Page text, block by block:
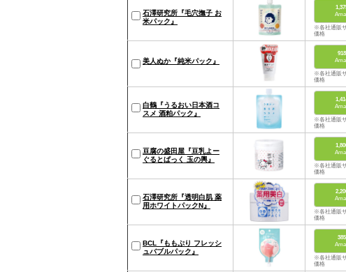
石澤研究所『毛穴撫子 お
米パック』
※各社通販
価格
美人ぬか『純米パック』
※各社通販
価格
白鶴『うるおい日本酒コ
スメ 酒粕パック』
※各社通販
価格
豆腐の盛田屋『豆乳よー
ぐるとぱっく 玉の輿』
※各社通販
価格
石澤研究所『透明白肌 薬
用ホワイトパックN』
※各社通販
価格
BCL『ももぷり フレッシ
ュバブルパック』
※各社通販
価格